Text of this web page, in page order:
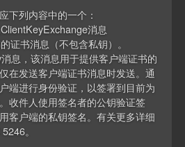
下列内容中的一个：
消息
证书消息（不包含私钥）。
息，该消息用于提供客户端证书的
在发送客户端证书消息时发送。通
端进行身份验证，以签署到目前为
收件人使用签名者的公钥验证签
客户端的私钥签名。有关更多详细
。